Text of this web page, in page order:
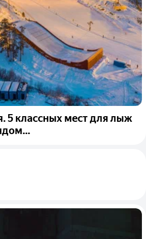
5 классных мест для лыж